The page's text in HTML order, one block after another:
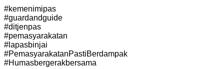
#kemenimipas
#guardandguide
#ditjenpas
#pemasyarakatan
#lapasbinjai
#PemasyarakatanPastiBerdampak
#Humasbergerakbersama